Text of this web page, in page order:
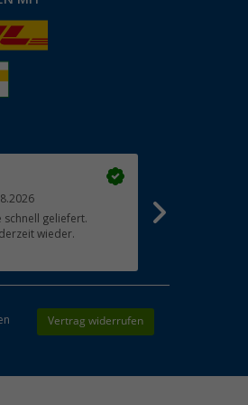
schnell geliefert.
wieder.
Vertrag widerrufen